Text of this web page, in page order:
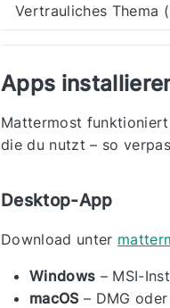
Vertrauliches Thema
Apps
Mattermost
die du nutzt – so
Desktop-App
Download unter
Windows – MSI-
macOS – DMG